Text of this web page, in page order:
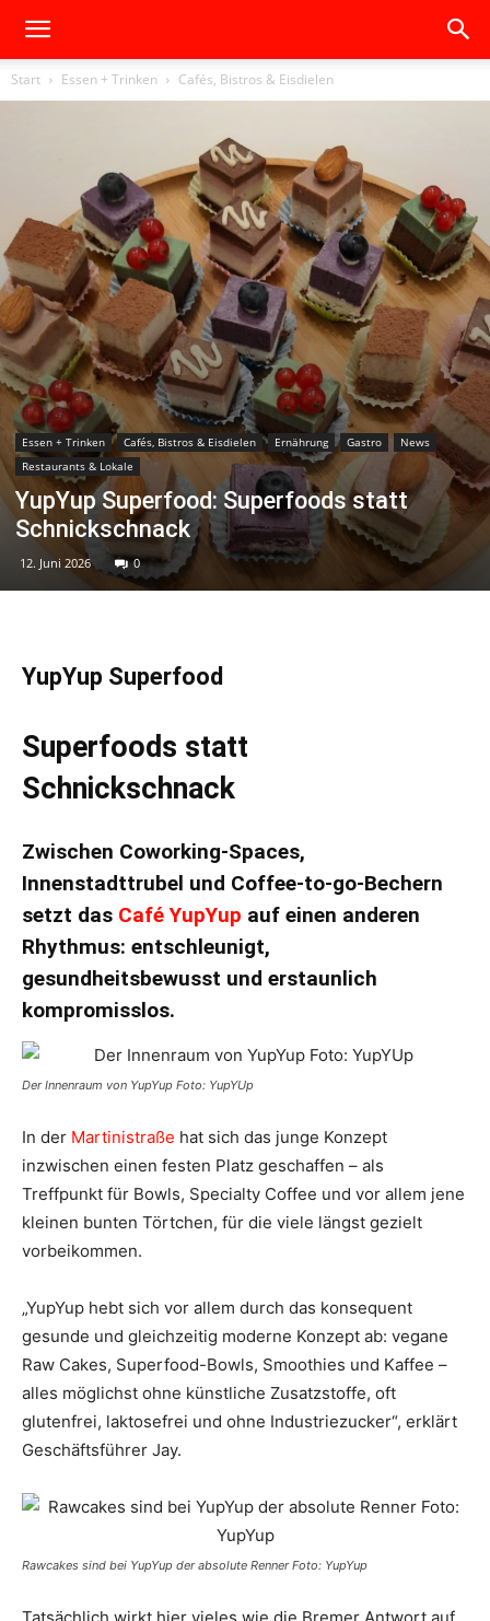
Start Essen + Trinken Cafés, Bistros & Eisdielen
Essen + Trinken Cafés, Bistros & Eisdielen Ernährung Gastro
News
Restaurants & Lokale
YupYup Superfood: Superfoods statt
Schnickschnack
12. Juni 2026 0
YupYup Superfood
Superfoods statt
Schnickschnack
Zwischen Coworking-Spaces,
Innenstadttrubel und Coffee-to-go-Bechern
setzt das Café YupYup auf einen anderen
Rhythmus: entschleunigt,
gesundheitsbewusst und erstaunlich
kompromisslos.
Der Innenraum von YupYup Foto: YupYUp
In der Martinistraße hat sich das junge Konzept
inzwischen einen festen Platz geschaffen – als
Treffpunkt für Bowls, Specialty Coffee und vor allem jene
kleinen bunten Törtchen, für die viele längst gezielt
vorbeikommen.
„YupYup hebt sich vor allem durch das konsequent
gesunde und gleichzeitig moderne Konzept ab: vegane
Raw Cakes, Superfood-Bowls, Smoothies und Kaffee –
alles möglichst ohne künstliche Zusatzstoffe, oft
glutenfrei, laktosefrei und ohne Industriezucker“, erklärt
Geschäftsführer Jay.
Rawcakes sind bei YupYup der absolute Renner Foto: YupYup